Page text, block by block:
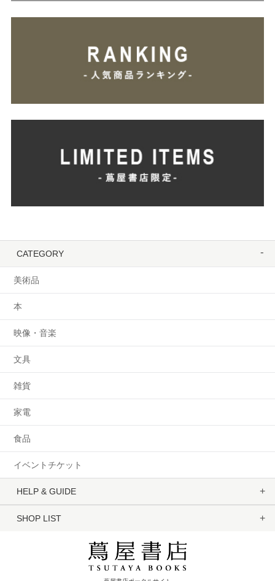
CATEGORY
美術品
本
映像・音楽
文具
雑貨
家電
食品
イベントチケット
HELP & GUIDE
SHOP LIST